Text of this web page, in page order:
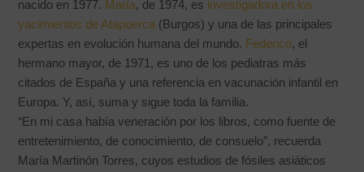
nacido en 1977. María, de 1974, es investigadora en los
yacimientos de Atapuerca (Burgos) y una de las principales
expertas en evolución humana del mundo. Federico, el
hermano mayor, de 1971, es uno de los pediatras más
citados de España y una referencia en vacunación infantil en
Europa. Y, así, suma y sigue toda la familia.
“En mi casa había veneración por los libros, como fuente de
entretenimiento, de conocimiento, de consuelo”, recuerda
María Martinón Torres, cuyos estudios de fósiles asiáticos